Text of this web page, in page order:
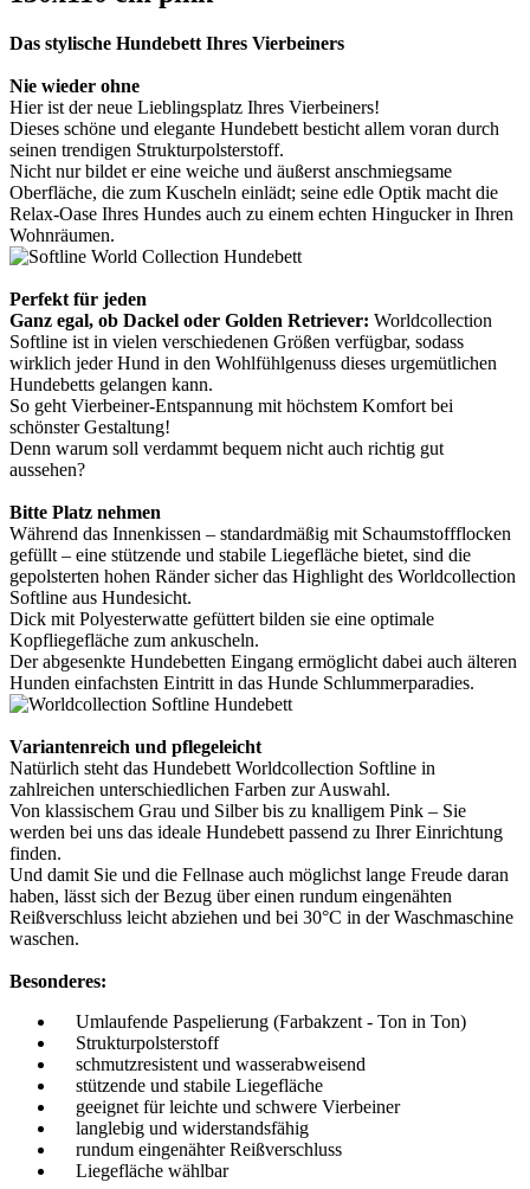
Das stylische Hundebett Ihres Vierbeiners
Nie wieder ohne
Hier ist der neue Lieblingsplatz Ihres Vierbeiners!
Dieses schöne und elegante Hundebett besticht allem voran durch
seinen trendigen Strukturpolsterstoff.
Nicht nur bildet er eine weiche und äußerst anschmiegsame
Oberfläche, die zum Kuscheln einlädt; seine edle Optik macht die
Relax-Oase Ihres Hundes auch zu einem echten Hingucker in Ihren
Wohnräumen.
Perfekt für jeden
Ganz egal, ob Dackel oder Golden Retriever: Worldcollection
Softline ist in vielen verschiedenen Größen verfügbar, sodass
wirklich jeder Hund in den Wohlfühlgenuss dieses urgemütlichen
Hundebetts gelangen kann.
So geht Vierbeiner-Entspannung mit höchstem Komfort bei
schönster Gestaltung!
Denn warum soll verdammt bequem nicht auch richtig gut
aussehen?
Bitte Platz nehmen
Während das Innenkissen – standardmäßig mit Schaumstoffflocken
gefüllt – eine stützende und stabile Liegefläche bietet, sind die
gepolsterten hohen Ränder sicher das Highlight des Worldcollection
Softline aus Hundesicht.
Dick mit Polyesterwatte gefüttert bilden sie eine optimale
Kopfliegefläche zum ankuscheln.
Der abgesenkte Hundebetten Eingang ermöglicht dabei auch älteren
Hunden einfachsten Eintritt in das Hunde Schlummerparadies.
Variantenreich und pflegeleicht
Natürlich steht das Hundebett Worldcollection Softline in
zahlreichen unterschiedlichen Farben zur Auswahl.
Von klassischem Grau und Silber bis zu knalligem Pink – Sie
werden bei uns das ideale Hundebett passend zu Ihrer Einrichtung
finden.
Und damit Sie und die Fellnase auch möglichst lange Freude daran
haben, lässt sich der Bezug über einen rundum eingenähten
Reißverschluss leicht abziehen und bei 30°C in der Waschmaschine
waschen.
Besonderes:
Umlaufende Paspelierung (Farbakzent - Ton in Ton)
Strukturpolsterstoff
schmutzresistent und wasserabweisend
stützende und stabile Liegefläche
geeignet für leichte und schwere Vierbeiner
langlebig und widerstandsfähig
rundum eingenähter Reißverschluss
Liegefläche wählbar